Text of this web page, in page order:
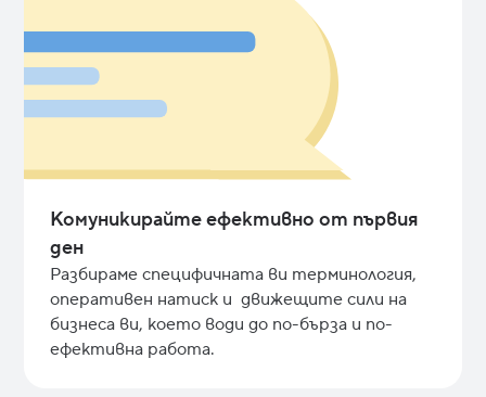
Комуникирайте ефективно от първия
ден
Разбираме специфичната ви терминология,
оперативен натиск и движещите сили на
бизнеса ви, което води до по-бърза и по-
ефективна работа.